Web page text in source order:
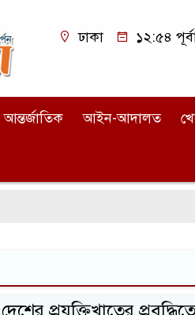
ঢাকা
১২:৫৪
আন্তর্জাতিক আইন-আদালত